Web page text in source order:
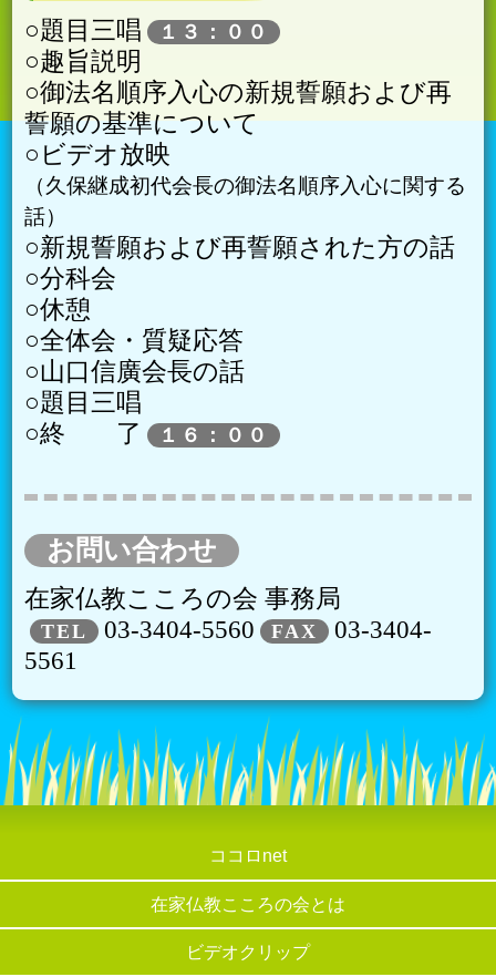
○題目三唱 １３：００
○趣旨説明
○御法名順序入心の新規誓願および再
誓願の基準について
○ビデオ放映
久保継成初代会長の御法名順序入心に関する
話
○新規誓願および再誓願された方の話
○分科会
○休憩
○全体会・質疑応答
○山口信廣会長の話
○題目三唱
○終 了
１６：００
お問い合わせ
在家仏教こころの会 事務局
TEL 03-3404-5560 FAX
03-3404-
5561
ココロnet
在家仏教こころの会とは
ビデオクリップ